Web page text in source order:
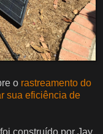
o rastreamento do
sua eficiência de
construído por Jay